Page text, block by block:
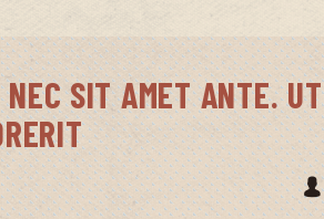
SIT AMET ANTE. UT